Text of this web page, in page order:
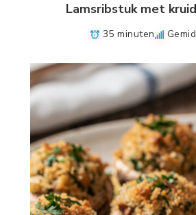
Lamsribstuk met
35 minuten